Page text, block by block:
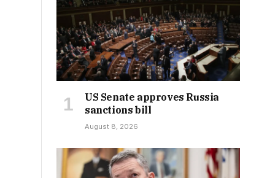
US Senate approves Russia
sanctions bill
August 8, 2026